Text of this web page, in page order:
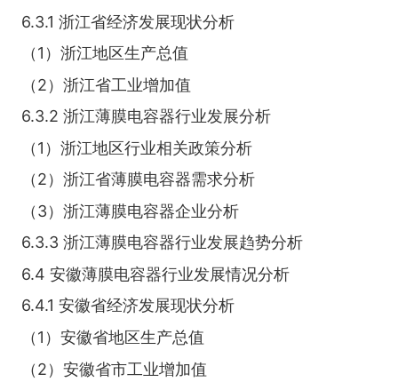
6.3.1 浙江省经济发展现状分析
（1）浙江地区生产总值
（2）浙江省工业增加值
6.3.2 浙江薄膜电容器行业发展分析
（1）浙江地区行业相关政策分析
（2）浙江省薄膜电容器需求分析
（3）浙江薄膜电容器企业分析
6.3.3 浙江薄膜电容器行业发展趋势分析
6.4 安徽薄膜电容器行业发展情况分析
6.4.1 安徽省经济发展现状分析
（1）安徽省地区生产总值
（2）安徽省市工业增加值